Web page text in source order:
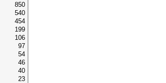
850
540
454
199
106
97
54
46
40
23